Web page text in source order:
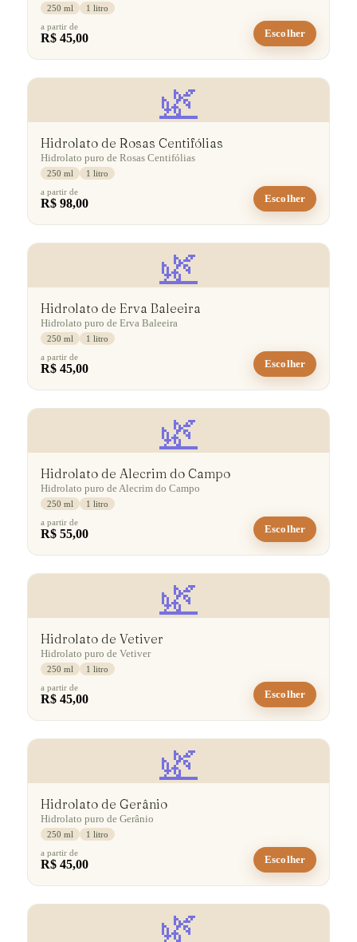
250 ml
1 litro
a partir de
R$ 45,00 Escolher
🌿
Hidrolato de Rosas Centifólias
Hidrolato puro de Rosas Centifólias
250 ml
1 litro
a partir de
R$ 98,00 Escolher
🌿
Hidrolato de Erva Baleeira
Hidrolato puro de Erva Baleeira
250 ml
1 litro
a partir de
R$ 45,00 Escolher
🌿
Hidrolato de Alecrim do Campo
Hidrolato puro de Alecrim do Campo
250 ml
1 litro
a partir de
R$ 55,00 Escolher
🌿
Hidrolato de Vetiver
Hidrolato puro de Vetiver
250 ml
1 litro
a partir de
R$ 45,00 Escolher
🌿
Hidrolato de Gerânio
Hidrolato puro de Gerânio
250 ml
1 litro
a partir de
R$ 45,00 Escolher
🌿